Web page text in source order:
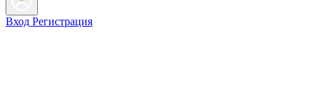
Вход Регистрация